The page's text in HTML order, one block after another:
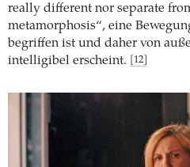
really different nor separate
metamorphosis“, eine
begriffen ist und daher von
intelligibel erscheint.
[12]